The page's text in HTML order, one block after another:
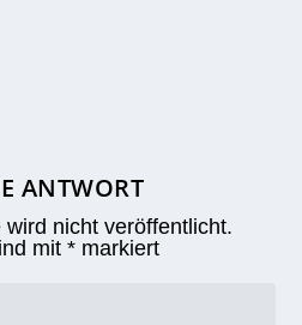
ANTWORT
nicht veröffentlicht.
mit* markiert